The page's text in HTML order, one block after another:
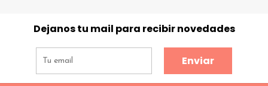
Dejanos tu mail para recibir novedades
Enviar